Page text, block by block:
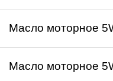
Масло моторное
Масло моторное